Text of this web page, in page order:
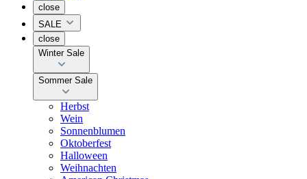
close
SALE
close
Winter Sale
Sommer Sale
Herbst
Wein
Sonnenblumen
Oktoberfest
Halloween
Weihnachten